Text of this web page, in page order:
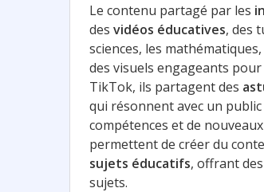
Le contenu partagé par les
des vidéos éducatives, des
sciences, les
des visuels engageants
TikTok, ils partagent des
qui résonnent avec un
compétences et de
permettent de créer du
sujets éducatifs, offrant
sujets.